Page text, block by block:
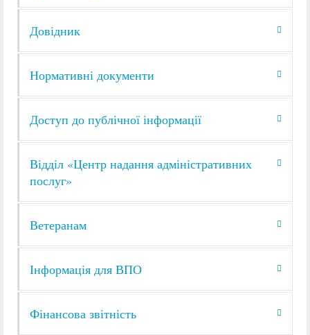
Довідник
Нормативні документи
Доступ до публічної інформації
Відділ «Центр надання адміністративних
послуг»
Ветеранам
Інформація для ВПО
Фінансова звітність